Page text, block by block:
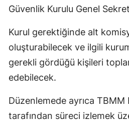
Güvenlik Kurulu Genel
Kurul gerektiğinde alt
oluşturabilecek ve ilgili
gerekli gördüğü kişileri
edebilecek.
Düzenlemede ayrıca TBMM
tarafından süreci izlemek